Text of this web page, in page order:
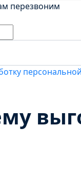
перезвоним